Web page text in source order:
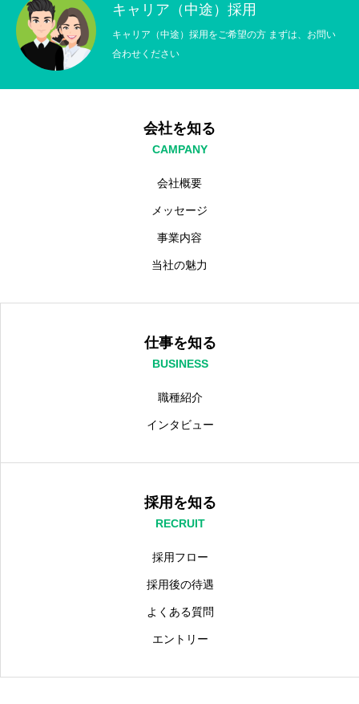
仕事を知る
採用を知る
コーポレートサイトはこちら CORPORATE
キャリア（中途）採用
キャリア（中途）採用をご希望の方 まずは、お問い
合わせください
会社を知る
CAMPANY
会社概要
メッセージ
事業内容
当社の魅力
仕事を知る
BUSINESS
職種紹介
インタビュー
採用を知る
RECRUIT
採用フロー
採用後の待遇
よくある質問
エントリー